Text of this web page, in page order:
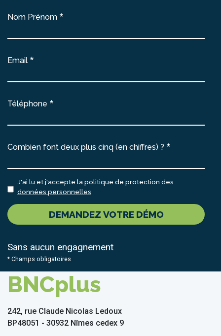
Nom Prénom
Email
Téléphone
Combien font deux plus cinq (en chiffres) ?
J'ai lu et j'accepte lapolitique de protection des
données personnelles
DEMANDEZ VOTRE DÉMO
Sans aucun engagnement
* Champs obligatoires
BNCplus
242, rue Claude Nicolas Ledoux
BP48051 - 30932 Nîmes cedex 9